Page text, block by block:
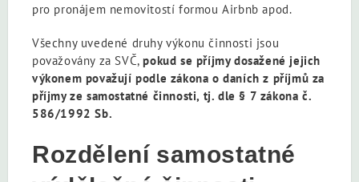
pro pronájem nemovitostí formou Airbnb apod.
Všechny uvedené druhy výkonu činnosti jsou
považovány za SVČ,pokud se příjmy dosažené jejich
výkonem považují podle zákona o daních z příjmů za
příjmy ze samostatné činnosti, tj. dle § 7 zákona č.
586/1992 Sb.
Rozdělení samostatné